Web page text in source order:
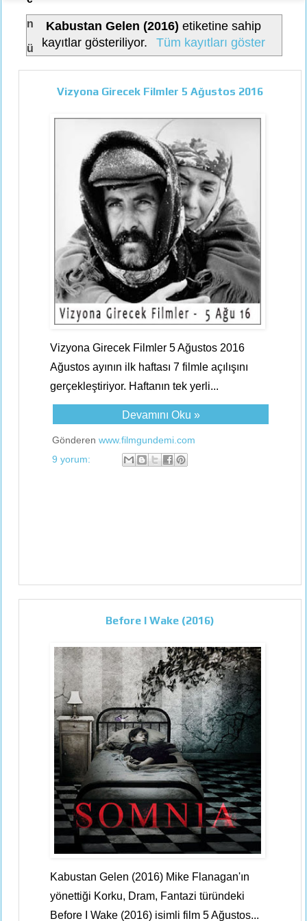
n
ü
Kabustan Gelen (2016) etiketine sahip
kayıtlar gösteriliyor.
Tüm kayıtları göster
Vizyona Girecek Filmler 5 Ağustos 2016
Vizyona Girecek Filmler 5 Ağustos 2016
Ağustos ayının ilk haftası 7 filmle açılışını
gerçekleştiriyor. Haftanın tek yerli...
Devamını Oku »
Gönderen www.filmgundemi.com
9 yorum:
Before I Wake (2016)
Kabustan Gelen (2016) Mike Flanagan'ın
yönettiği Korku, Dram, Fantazi türündeki
Before I Wake (2016) isimli film 5 Ağustos...